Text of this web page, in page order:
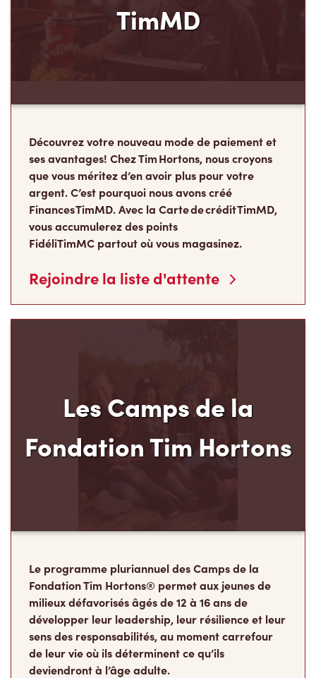
TimMD
Découvrez votre nouveau mode de paiement et
ses avantages! Chez Tim Hortons, nous croyons
que vous méritez d’en avoir plus pour votre
argent. C’est pourquoi nous avons créé
Finances TimMD. Avec la Carte de crédit TimMD,
vous accumulerez des points
FidéliTimMC partout où vous magasinez.
Rejoindre la liste d'attente
Les Camps de la
Fondation Tim Hortons
Le programme pluriannuel des Camps de la
Fondation Tim Hortons® permet aux jeunes de
milieux défavorisés âgés de 12 à 16 ans de
développer leur leadership, leur résilience et leur
sens des responsabilités, au moment carrefour
de leur vie où ils déterminent ce qu’ils
deviendront à l’âge adulte.